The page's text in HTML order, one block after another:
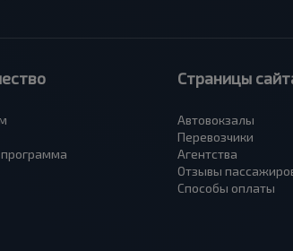
Страницы
Автовокзалы
Перевозчики
Агентства
Отзывы
Способы оплаты